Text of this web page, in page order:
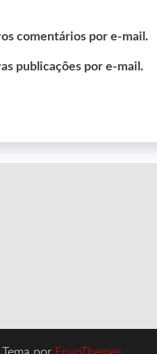
comentários por e-mail.
publicações por e-mail.